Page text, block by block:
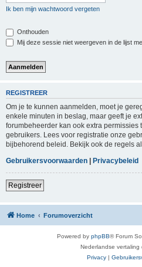
Ik ben mijn wachtwoord vergeten
Onthouden
Mij deze sessie niet weergeven in de lijst
REGISTREER
Om je te kunnen aanmelden, moet je
enkele minuten in beslag, maar geeft je
forumbeheerder kan ook extra permissies
gebruikers. Lees voor registratie onze
bijbehorend beleid. Bekijk ook de regels
Gebruikersvoorwaarden | Privacybeleid
Registreer
Home Forumoverzicht
Powered by phpBB® Forum
Nederlandse vertaling
Privacy |